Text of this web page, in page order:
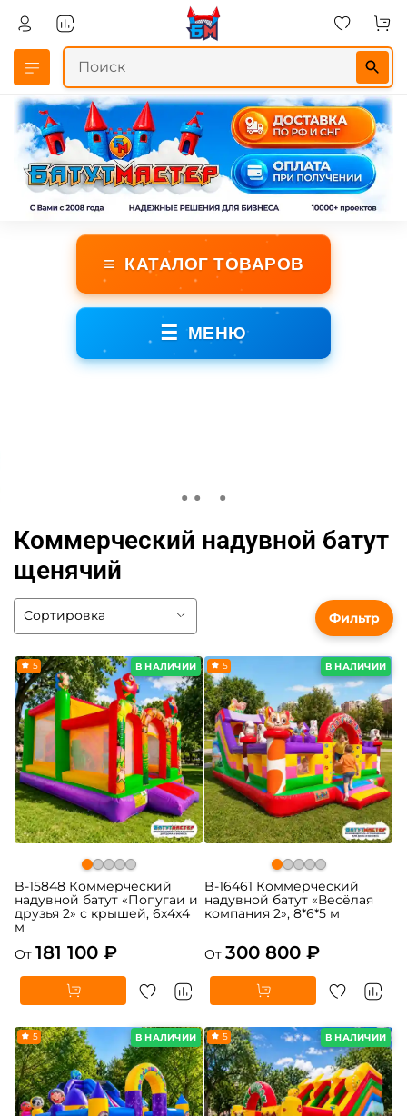
≡ КАТАЛОГ ТОВАРОВ
☰ МЕНЮ
Коммерческий надувной батут
щенячий
В НАЛИЧИИ
5
B-15848 Коммерческий
надувной батут «Попугаи и
друзья 2» с крышей, 6x4x4
м
От 181 100 ₽
В НАЛИЧИИ
5
B-16461 Коммерческий
надувной батут «Весёлая
компания 2», 8*6*5 м
От 300 800 ₽
В НАЛИЧИИ
5 В НАЛИЧИИ
5
Фильтр